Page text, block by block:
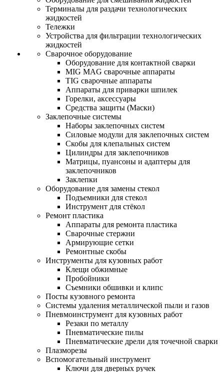
Терминалы для раздачи технологических
жидкостей
Тележки
Устройства для фильтрации технологических
жидкостей
Сварочное оборудование
Оборудование для контактной сварки
MIG MAG сварочные аппараты
TIG сварочные аппараты
Аппараты для приварки шпилек
Горелки, аксессуары
Средства защиты (Маски)
Заклепочные системы
Наборы заклепочных систем
Силовые модули для заклепочных систем
Скобы для клепальных систем
Цилиндры для заклепочников
Матрицы, пуансоны и адаптеры для
заклепочников
Заклепки
Оборудование для замены стекол
Подъемники для стекол
Инструмент для стёкол
Ремонт пластика
Аппараты для ремонта пластика
Сварочные стержни
Армирующие сетки
Ремонтные скобы
Инструменты для кузовных работ
Клещи обжимные
Пробойники
Съемники обшивки и клипс
Посты кузовного ремонта
Системы удаления металлической пыли и газов
Пневмоинструмент для кузовных работ
Резаки по металлу
Пневматические пилы
Пневматические дрели для точечной сварки
Плазморезы
Вспомогательный инструмент
Ключи для дверных ручек